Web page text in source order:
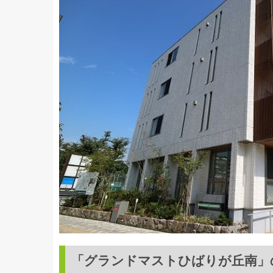
「グランドマストひばりが丘南